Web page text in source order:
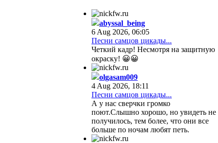
abyssal_being
6 Aug 2026, 06:05
Песни самцов цикады...
Четкий кадр! Несмотря на защитную
окраску! 😀😀
olgasam009
4 Aug 2026, 18:11
Песни самцов цикады...
А у нас сверчки громко
поют.Слышно хорошо, но увидеть не
получилось, тем более, что они все
больше по ночам любят петь.